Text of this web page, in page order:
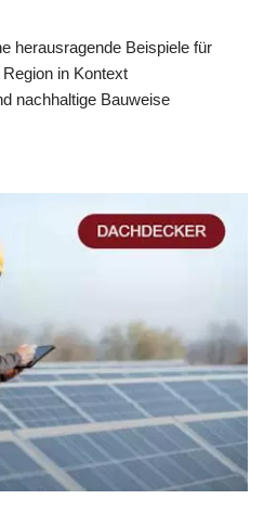
herausragende Beispiele für
in Kontext
nachhaltige Bauweise